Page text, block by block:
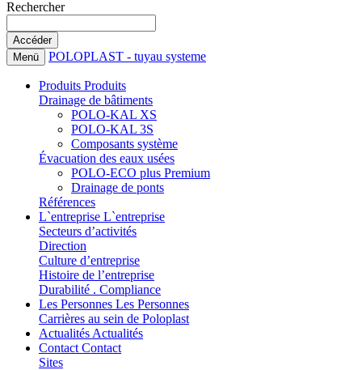
Rechercher
Menü POLOPLAST - tuyau systeme
Produits Produits
Drainage de bâtiments
POLO-KAL XS
POLO-KAL 3S
Composants système
Évacuation des eaux usées
POLO-ECO plus Premium
Drainage de ponts
Références
L`entreprise L`entreprise
Secteurs d’activités
Direction
Culture d’entreprise
Histoire de l’entreprise
Durabilité . Compliance
Les Personnes Les Personnes
Carrières au sein de Poloplast
Actualités Actualités
Contact Contact
Sites